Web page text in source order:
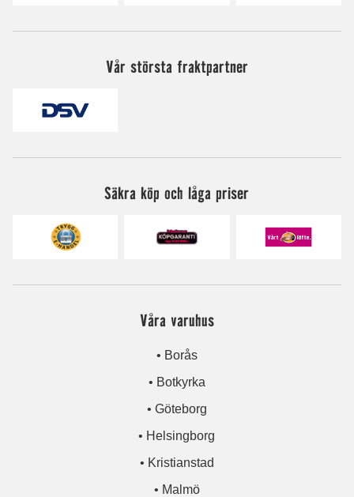
Vår största fraktpartner
Säkra köp och låga priser
Våra varuhus
• Borås
• Botkyrka
• Göteborg
• Helsingborg
• Kristianstad
• Malmö